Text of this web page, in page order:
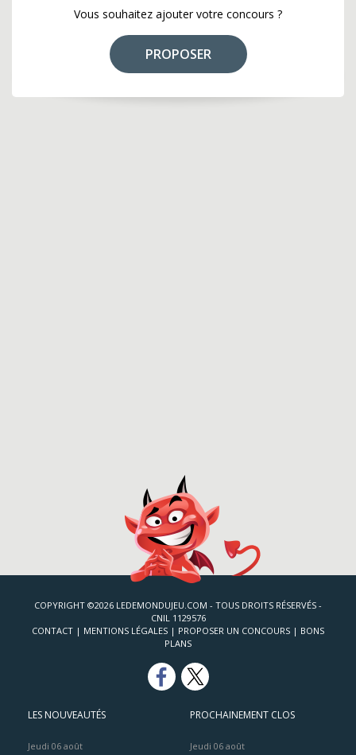
Vous souhaitez ajouter votre concours ?
PROPOSER
COPYRIGHT ©2026 LEDEMONDUJEU.COM - TOUS DROITS RÉSERVÉS -
CNIL 1129576
CONTACT | MENTIONS LÉGALES | PROPOSER UN CONCOURS | BONS
PLANS
LES NOUVEAUTÉS
Jeudi 06 août
PROCHAINEMENT CLOS
Jeudi 06 août